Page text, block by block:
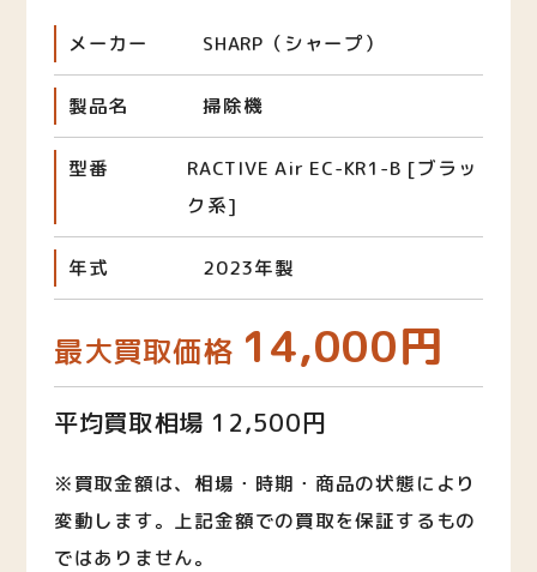
メーカー SHARP（シャープ）
製品名 掃除機
型番
RACTIVE Air EC-KR1-B [ブラッ
ク系]
年式 2023年製
最大買取価格 14,000円
平均買取相場 12,500円
※買取金額は、相場・時期・商品の状態により
変動します。上記金額での買取を保証するもの
ではありません。